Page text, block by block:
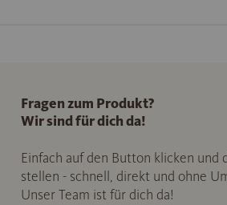
Fragen zum Produkt?
Wir sind für dich da!
Einfach auf den Button klicken und
stellen - schnell, direkt und ohne
Unser Team ist für dich da!